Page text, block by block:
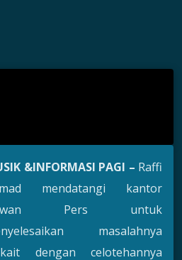
&INFORMASI PAGI – Raffi
mendatangi kantor
Pers untuk
masalahnya
dengan celotehannya